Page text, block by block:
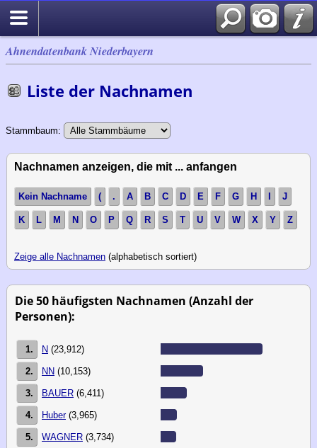
Ahnendatenbank Niederbayern
Liste der Nachnamen
Stammbaum:
Nachnamen anzeigen, die mit ... anfangen
Kein Nachname ( . A B C D E F G H I J
K L M N O P Q R S T U V W X Y Z
Zeige alle Nachnamen (alphabetisch sortiert)
Die 50 häufigsten Nachnamen (Anzahl der
Personen):
1. N (23,912)
2. NN (10,153)
3. BAUER (6,411)
4. Huber(3,965)
5. WAGNER (3,734)